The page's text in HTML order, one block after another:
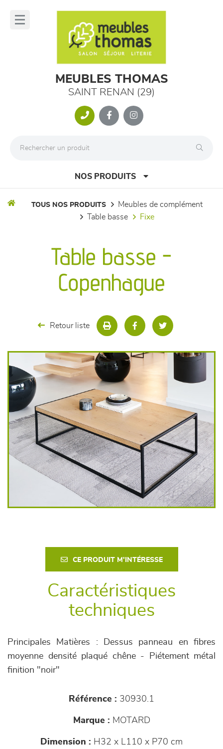
MEUBLES THOMAS
SAINT RENAN (29)
NOS PRODUITS
meubles de complément
décoration
TOUS NOS PRODUITS
meubles de complément
table basse
fixe
Table basse -
Copenhague
Retour liste
CE PRODUIT M'INTÉRESSE
Caractéristiques
techniques
Principales Matières : Dessus panneau en fibres
moyenne densité plaqué chêne - Piétement métal
finition "noir"
Référence : 30930.1
Marque : MOTARD
Dimension : H32 x L110 x P70 cm